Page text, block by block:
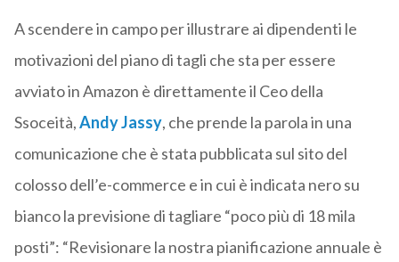
A scendere in campo per illustrare ai dipendenti le
motivazioni del piano di tagli che sta per essere
avviato in Amazon è direttamente il Ceo della
Ssoceità,Andy Jassy, che prende la parola in una
comunicazione che è stata pubblicata sul sito del
colosso dell’e-commerce e in cui è indicata nero su
bianco la previsione di tagliare “poco più di 18 mila
posti”: “Revisionare la nostra pianificazione annuale è